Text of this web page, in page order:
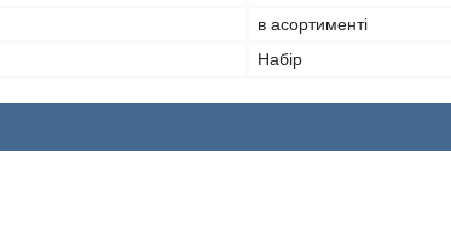
в асортименті
Набір